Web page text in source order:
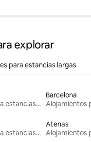
explorar
para estancias largas
Alojamientos para estancias largas
Barcelona
Alojamientos para estancias largas
Atenas